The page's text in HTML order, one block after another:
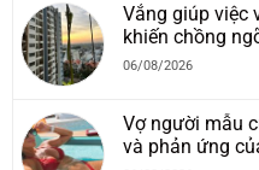
Vắng giúp việc
khiến chồng
06/08/2026
Vợ người mẫu
và phản ứng